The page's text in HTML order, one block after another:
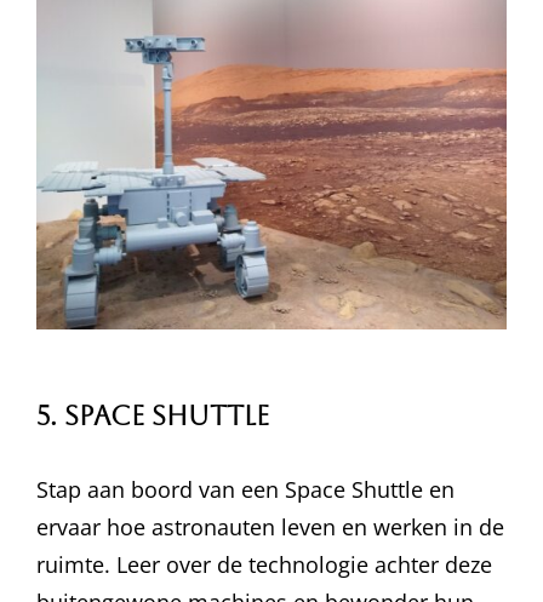
5. Space Shuttle
Stap aan boord van een Space Shuttle en
ervaar hoe astronauten leven en werken in de
ruimte. Leer over de technologie achter deze